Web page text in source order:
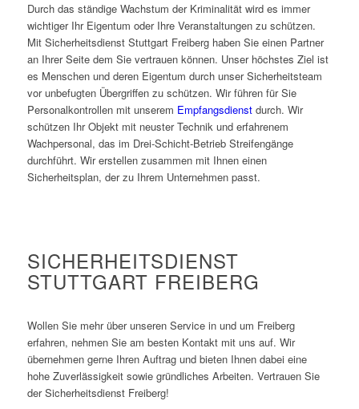
Durch das ständige Wachstum der Kriminalität wird es immer
wichtiger Ihr Eigentum oder Ihre Veranstaltungen zu schützen.
Mit Sicherheitsdienst Stuttgart Freiberg haben Sie einen Partner
an Ihrer Seite dem Sie vertrauen können. Unser höchstes Ziel ist
es Menschen und deren Eigentum durch unser Sicherheitsteam
vor unbefugten Übergriffen zu schützen. Wir führen für Sie
Personalkontrollen mit unserem Empfangsdienstdurch. Wir
schützen Ihr Objekt mit neuster Technik und erfahrenem
Wachpersonal, das im Drei-Schicht-Betrieb Streifengänge
durchführt. Wir erstellen zusammen mit Ihnen einen
Sicherheitsplan, der zu Ihrem Unternehmen passt.
SICHERHEITSDIENST
STUTTGART FREIBERG
Wollen Sie mehr über unseren Service in und um Freiberg
erfahren, nehmen Sie am besten Kontakt mit uns auf. Wir
übernehmen gerne Ihren Auftrag und bieten Ihnen dabei eine
hohe Zuverlässigkeit sowie gründliches Arbeiten. Vertrauen Sie
der Sicherheitsdienst Freiberg!